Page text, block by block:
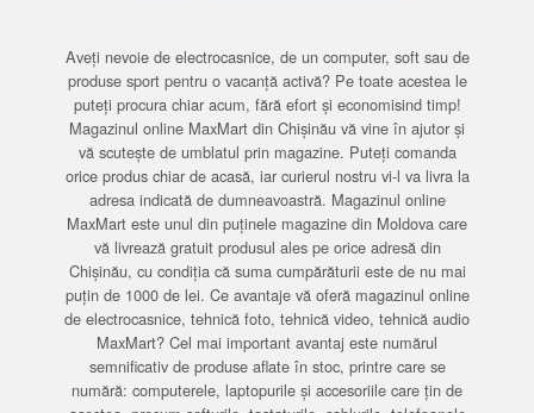
Aveți nevoie de electrocasnice, de un computer, soft sau de
produse sport pentru o vacanță activă? Pe toate acestea le
puteți procura chiar acum, fără efort și economisind timp!
Magazinul online MaxMart din Chișinău vă vine în ajutor și
vă scutește de umblatul prin magazine. Puteți comanda
orice produs chiar de acasă, iar curierul nostru vi-l va livra la
adresa indicată de dumneavoastră. Magazinul online
MaxMart este unul din puținele magazine din Moldova care
vă livrează gratuit produsul ales pe orice adresă din
Chișinău, cu condiția că suma cumpărăturii este de nu mai
puțin de 1000 de lei. Ce avantaje vă oferă magazinul online
de electrocasnice, tehnică foto, tehnică video, tehnică audio
MaxMart? Cel mai important avantaj este numărul
semnificativ de produse aflate în stoc, printre care se
numără: computerele, laptopurile și accesoriile care țin de